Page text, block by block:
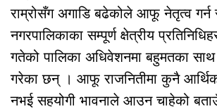
राम्रोसँग अगाडि बढेकोले आफू नेतृत्व गर्न
नगरपालिकाका सम्पूर्ण क्षेत्रीय
गतेको पालिका अधिवेशनमा बहुमतका
गरेका छन् । आफू राजनितीमा कुनै
नभई सहयोगी भावनाले आउन चाहेको